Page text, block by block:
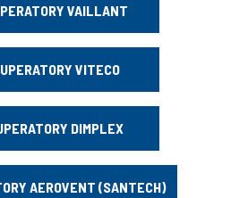
VAILLANT
VITECO
DIMPLEX
AEROVENT (SANTECH)